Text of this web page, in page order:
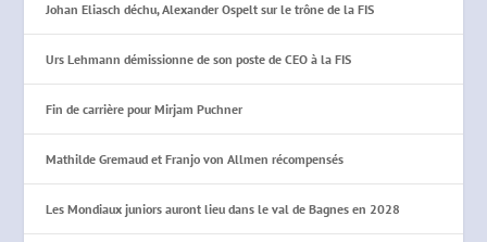
Johan Eliasch déchu, Alexander Ospelt sur le trône de la FIS
Urs Lehmann démissionne de son poste de CEO à la FIS
Fin de carrière pour Mirjam Puchner
Mathilde Gremaud et Franjo von Allmen récompensés
Les Mondiaux juniors auront lieu dans le val de Bagnes en 2028